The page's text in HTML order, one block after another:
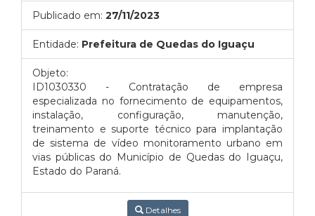
Publicado em: 27/11/2023
Entidade: Prefeitura de Quedas do Iguaçu
Objeto:
ID1030330 - Contratação de empresa
especializada no fornecimento de equipamentos,
instalação, configuração, manutenção,
treinamento e suporte técnico para implantação
de sistema de vídeo monitoramento urbano em
vias públicas do Município de Quedas do Iguaçu,
Estado do Paraná.
Detalhes